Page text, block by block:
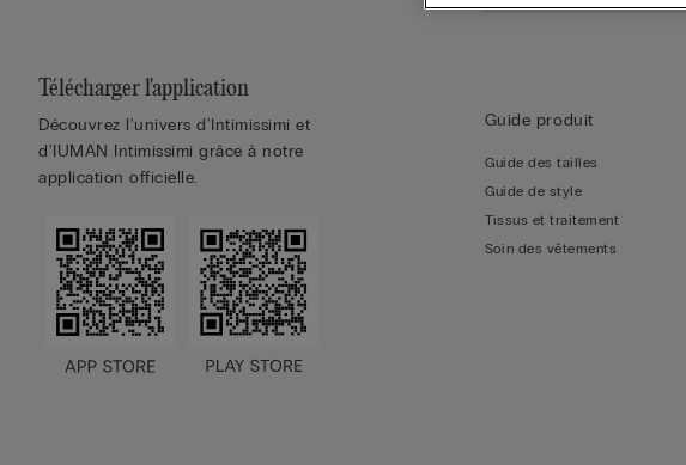
Télécharger l'application
Découvrez l'univers d'Intimissimi et
d'IUMAN Intimissimi grâce à notre
application officielle.
Guide produit
Guide des tailles
Guide de style
Tissus et traitement
Soin des vêtements